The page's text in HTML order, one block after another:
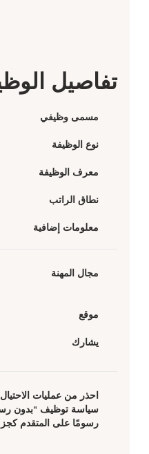
تفاصيل
مسمى وظيفي
نوع الوظيفة
معرف الوظيفة
نطاق الراتب
معلومات إضافية
مجال المهنة
يشارك
احذر من عمليات الاحتيال
سياسة توظيف "بدون رسوم".
رسومًا على المتقدم كجزء من